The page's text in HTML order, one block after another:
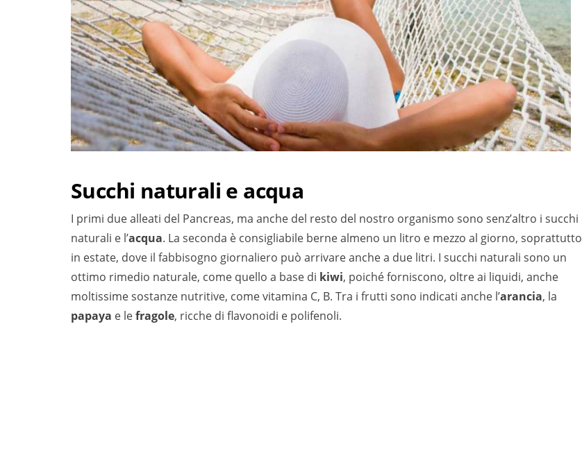
Succhi naturali e acqua
I primi due alleati del Pancreas, ma anche del resto del nostro organismo sono senz’altro i succhi
naturali e l’acqua. La seconda è consigliabile berne almeno un litro e mezzo al giorno, soprattutto
in estate, dove il fabbisogno giornaliero può arrivare anche a due litri. I succhi naturali sono un
ottimo rimedio naturale, come quello a base di kiwi, poiché forniscono, oltre ai liquidi, anche
moltissime sostanze nutritive, come vitamina C, B. Tra i frutti sono indicati anche l’arancia, la
papaya e lefragole, ricche di flavonoidi e polifenoli.